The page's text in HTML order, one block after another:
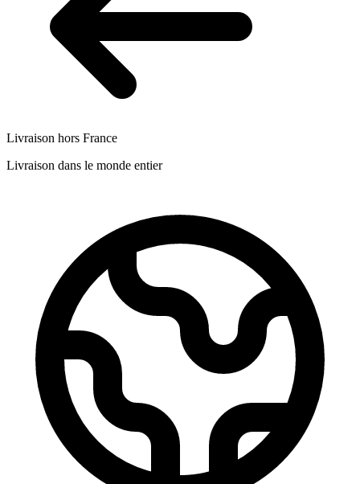
Livraison hors France
Livraison dans le monde entier